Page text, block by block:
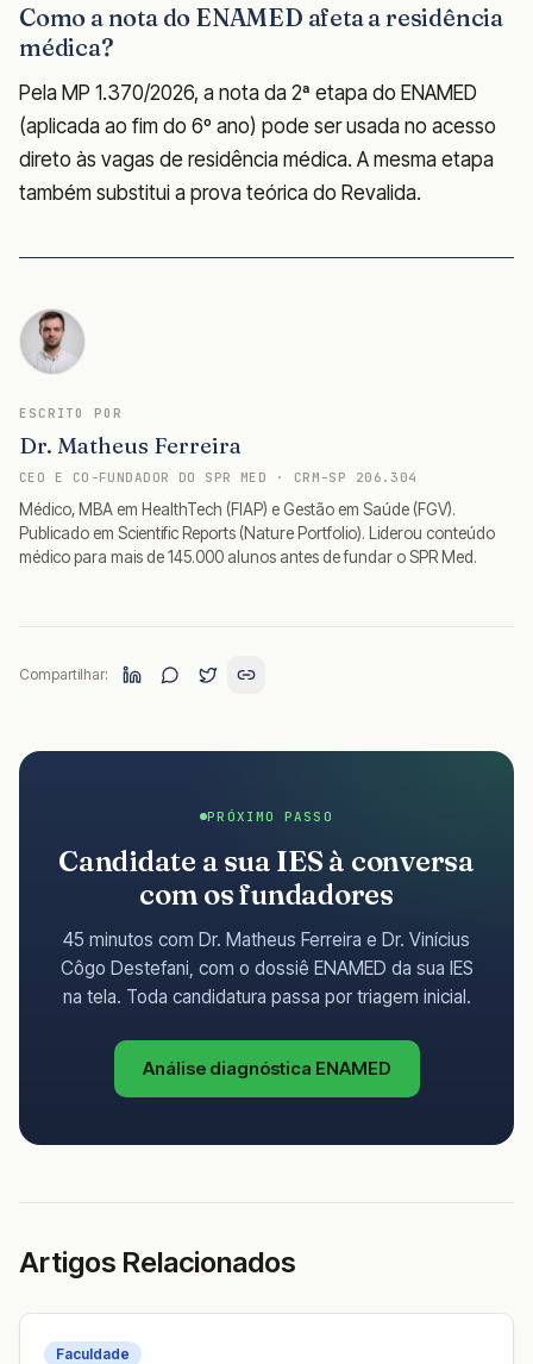
Como a nota do ENAMED afeta a residência
médica?
Pela MP 1.370/2026, a nota da 2ª etapa do ENAMED
(aplicada ao fim do 6º ano) pode ser usada no acesso
direto às vagas de residência médica. A mesma etapa
também substitui a prova teórica do Revalida.
ESCRITO POR
Dr. Matheus Ferreira
CEO E CO-FUNDADOR DO SPR MED · CRM-SP 206.304
Médico, MBA em HealthTech (FIAP) e Gestão em Saúde (FGV).
Publicado em Scientific Reports (Nature Portfolio). Liderou conteúdo
médico para mais de 145.000 alunos antes de fundar o SPR Med.
Compartilhar:
PRÓXIMO PASSO
Candidate a sua IES à conversa
com os fundadores
45 minutos com Dr. Matheus Ferreira e Dr. Vinícius
Côgo Destefani, com o dossiê ENAMED da sua IES
na tela. Toda candidatura passa por triagem inicial.
Análise diagnóstica ENAMED
Artigos Relacionados
Faculdade